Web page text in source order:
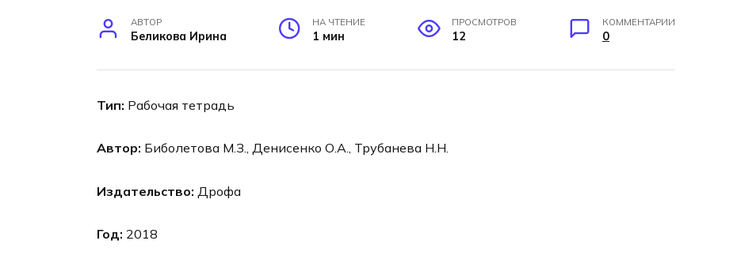
АВТОР
Беликова Ирина
НА ЧТЕНИЕ
1 мин
ПРОСМОТРОВ
12
КОММЕНТАРИИ
0
Тип: Рабочая тетрадь
Автор: Биболетова М.З., Денисенко О.А., Трубанева Н.Н.
Издательство: Дрофа
Год: 2018